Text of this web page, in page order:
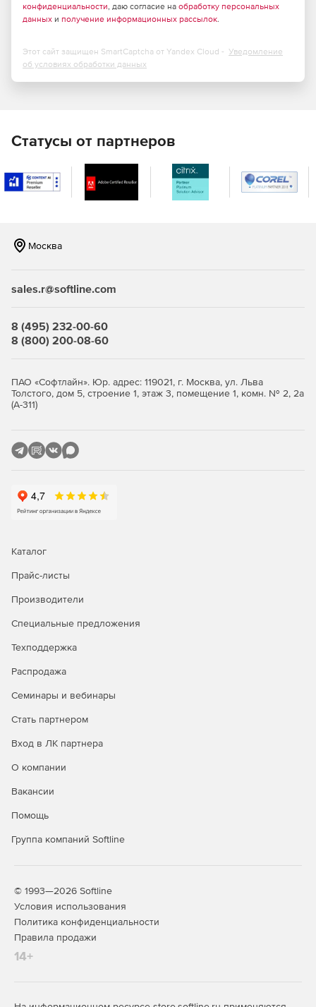
конфиденциальности, даю согласие на обработку персональных
данных и получение информационных рассылок.
Этот сайт защищен SmartCaptcha от Yandex Cloud - Уведомление
об условиях обработки данных
Статусы от партнеров
Москва
sales.r@softline.com
8 (495) 232-00-60
8 (800) 200-08-60
ПАО «Софтлайн». Юр. адрес: 119021, г. Москва, ул. Льва
Толстого, дом 5, строение 1, этаж 3, помещение 1, комн. № 2, 2а
(А-311)
Каталог
Прайс-листы
Производители
Специальные предложения
Техподдержка
Распродажа
Семинары и вебинары
Стать партнером
Вход в ЛК партнера
О компании
Вакансии
Помощь
Группа компаний Softline
© 1993—2026 Softline
Условия использования
Политика конфиденциальности
Правила продажи
14+